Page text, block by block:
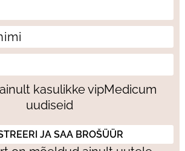
kasulikke vipMedicum
uudiseid